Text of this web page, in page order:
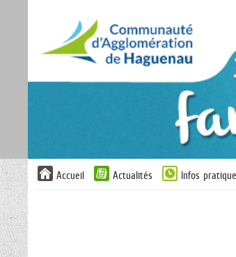
Liste
des
Accueil Actualités Infos